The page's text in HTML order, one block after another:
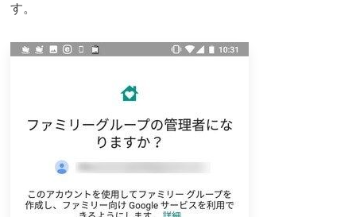
す。